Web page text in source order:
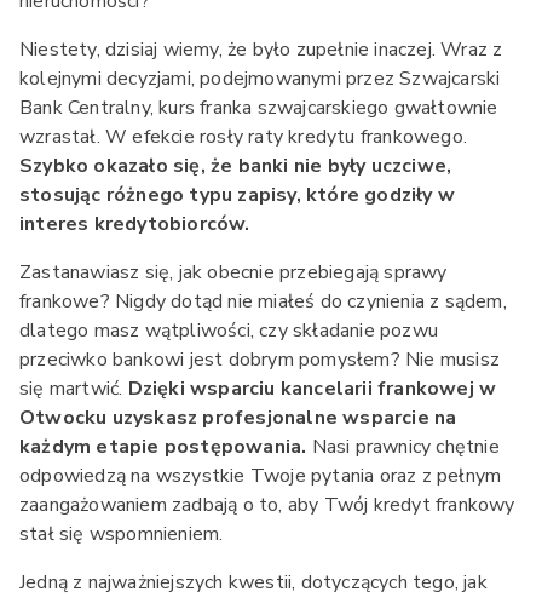
Niestety, dzisiaj wiemy, że było zupełnie inaczej. Wraz z
kolejnymi decyzjami, podejmowanymi przez Szwajcarski
Bank Centralny, kurs franka szwajcarskiego gwałtownie
wzrastał. W efekcie rosły raty kredytu frankowego.
Szybko okazało się, że banki nie były uczciwe,
stosując różnego typu zapisy, które godziły w
interes kredytobiorców.
Zastanawiasz się, jak obecnie przebiegają sprawy
frankowe? Nigdy dotąd nie miałeś do czynienia z sądem,
dlatego masz wątpliwości, czy składanie pozwu
przeciwko bankowi jest dobrym pomysłem? Nie musisz
się martwić. Dzięki wsparciu kancelarii frankowej w
Otwocku uzyskasz profesjonalne wsparcie na
każdym etapie postępowania. Nasi prawnicy chętnie
odpowiedzą na wszystkie Twoje pytania oraz z pełnym
zaangażowaniem zadbają o to, aby Twój kredyt frankowy
stał się wspomnieniem.
Jedną z najważniejszych kwestii, dotyczących tego, jak